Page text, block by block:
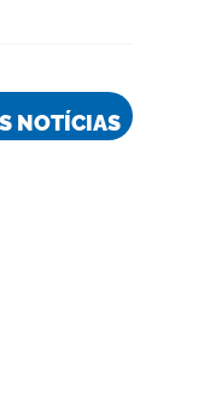
NOTÍCIAS